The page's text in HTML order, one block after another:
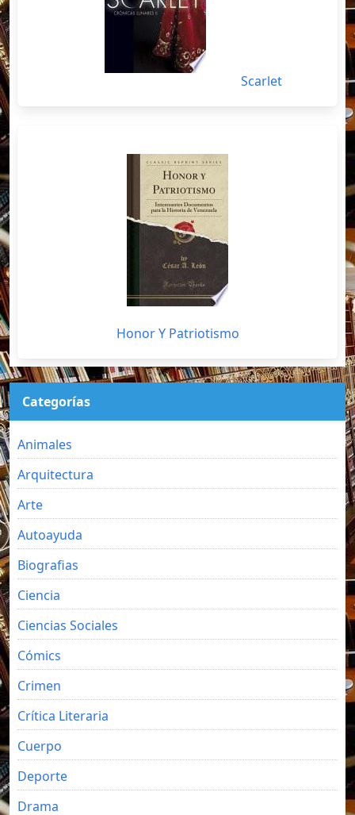
Scarlet
Honor Y Patriotismo
Categorías
Animales
Arquitectura
Arte
Autoayuda
Biografias
Ciencia
Ciencias Sociales
Cómics
Crimen
Crítica Literaria
Cuerpo
Deporte
Drama